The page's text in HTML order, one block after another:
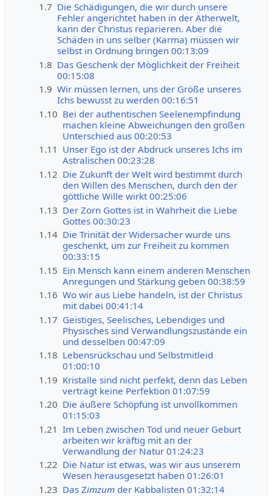
1.7 Die Schädigungen, die wir durch unsere
Fehler angerichtet haben in der Ätherwelt,
kann der Christus reparieren. Aber die
Schäden in uns selber (Karma) müssen wir
selbst in Ordnung bringen 00:13:09
1.8 Das Geschenk der Möglichkeit der Freiheit
00:15:08
1.9 Wir müssen lernen, uns der Größe unseres
Ichs bewusst zu werden 00:16:51
1.10 Bei der authentischen Seelenempfindung
machen kleine Abweichungen den großen
Unterschied aus 00:20:53
1.11 Unser Ego ist der Abdruck unseres Ichs im
Astralischen 00:23:28
1.12 Die Zukunft der Welt wird bestimmt durch
den Willen des Menschen, durch den der
göttliche Wille wirkt 00:25:06
1.13 Der Zorn Gottes ist in Wahrheit die Liebe
Gottes 00:30:23
1.14 Die Trinität der Widersacher wurde uns
geschenkt, um zur Freiheit zu kommen
00:33:15
1.15 Ein Mensch kann einem anderen Menschen
Anregungen und Stärkung geben 00:38:59
1.16 Wo wir aus Liebe handeln, ist der Christus
mit dabei 00:41:14
1.17 Geistiges, Seelisches, Lebendiges und
Physisches sind Verwandlungszustände ein
und desselben 00:47:09
1.18 Lebensrückschau und Selbstmitleid
01:00:10
1.19 Kristalle sind nicht perfekt, denn das Leben
verträgt keine Perfektion 01:07:59
1.20 Die äußere Schöpfung ist unvollkommen
01:15:03
1.21 Im Leben zwischen Tod und neuer Geburt
arbeiten wir kräftig mit an der
Verwandlung der Natur 01:24:23
1.22 Die Natur ist etwas, was wir aus unserem
Wesen herausgesetzt haben 01:26:01
1.23 Das Zimzum der Kabbalisten 01:32:14